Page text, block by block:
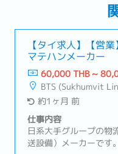
【タイ求人】【営
マテハンメーカー
60,000 THB ~
BTS (Sukhumvit
約1ヶ月 前
仕事内容
日系大手グループの物
送設備）メーカーです